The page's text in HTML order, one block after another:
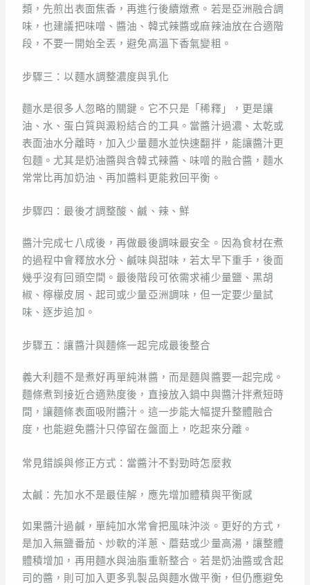
類，先煎出表面焦香，再進行後續燉煮。若是亞洲融合調
味，也建議把味噌、醬油、韓式辣醬或麻辣油放在合適階
段，不要一開始全丟，避免高溫下香氣變粗。
步驟三：以麵水調整濃度與乳化
麵水是很多人忽略的關鍵。它不只是「稀釋」，更是讓
油、水、蛋白質與澱粉結合的工具。當醬汁過濃、太乾或
表面油水分離時，加入少量麵水並快速翻拌，能讓醬汁更
包麵。尤其是奶油醬與含韓式辣醬、味噌的融合醬，麵水
常常比再加奶油、再加醬料更能救回平衡。
步驟四：最後才調整酸、鹹、辣、鮮
醬汁完成七八成後，再做最後調味最安全。因為食材在煮
的過程中會釋放水分、鹹味與甜味，若太早下重手，後面
幾乎沒有回頭空間。最後階段可依需求補少量鹽、黑胡
椒、檸檬皮屑、起司或少量亞洲調味，但一定要少量試
味、逐步追加。
步驟五：讓醬汁與麵條一起完成最後整合
義大利麵不是煮好再單純淋醬，而是麵與醬要一起完成。
麵條煮到接近合適熟度後，直接放入鍋中與醬汁拌煮短時
間，讓麵條表面吸附醬汁。這一步能大幅提升整體融合
度，也能避免醬汁只停留在盤面上，吃起來分離。
常見錯誤與修正方式：當醬汁不對勁時怎麼救
太鹹：先加水不是最佳解，應先增加體積與平衡感
如果醬汁過鹹，單純加水常會把風味沖淡。更好的方式，
是加入無鹽番茄、炒軟的洋蔥、蘑菇或少量高湯，讓整體
體積增加，再用麵水與油脂重新整合。若是奶油醬或含起
司的醬，則可加入更多乳製品與麵水做平衡，但仍應避免